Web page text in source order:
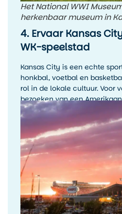
Het National WWI
herkenbaar museum in
4. Ervaar Kansas
WK-speelstad
Kansas City is een echte
honkbal, voetbal en
rol in de lokale cultuur. Voor
bezoeken van een
hoogtepunt van de reis, zelfs
wekelijks volgt.